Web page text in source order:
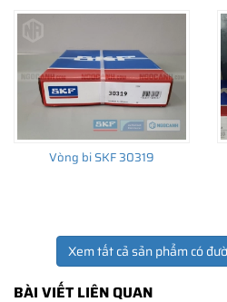
Vòng bi SKF 30319
Xem tất cả sản phẩm có
BÀI VIẾT LIÊN QUAN